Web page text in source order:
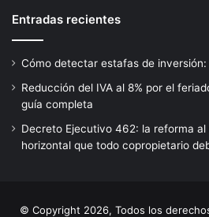
Entradas recientes
Cómo detectar estafas de
Reducción del IVA al 8% por el
guía completa
Decreto Ejecutivo 462: la reforma
horizontal que todo copropietario
© Copyright 2026, Todos los